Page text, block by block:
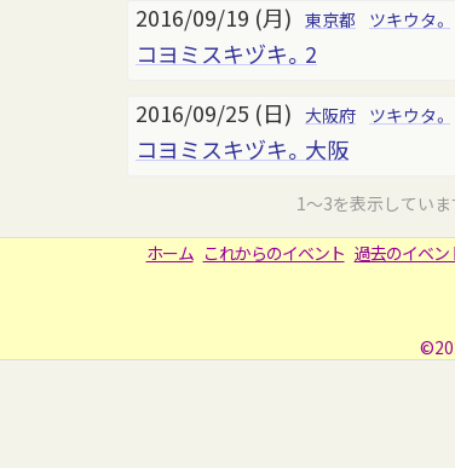
2016/09/19 (月) 東京都 ツキウタ。
コヨミスキヅキ。2
2016/09/25 (日) 大阪府 ツキウタ。
コヨミスキヅキ。大阪
1～3を表示してい
ホーム これからのイベント 過去のイベン